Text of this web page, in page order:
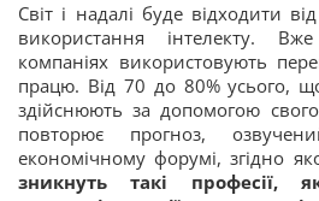
Світ і надалі буде відходити
використання інтелекту.
компаніях використовують
працю. Від 70 до 80% усього,
здійснюють за допомогою свого
повторює прогноз,
економічному форумі, згідно
зникнуть такі професії,